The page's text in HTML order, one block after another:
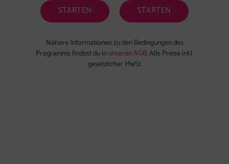
STARTEN STARTEN
Nähere Informationen zu den Bedingungen des
Programms findest du inunseren AGB. Alle Preise inkl.
gesetzlicher MwSt.